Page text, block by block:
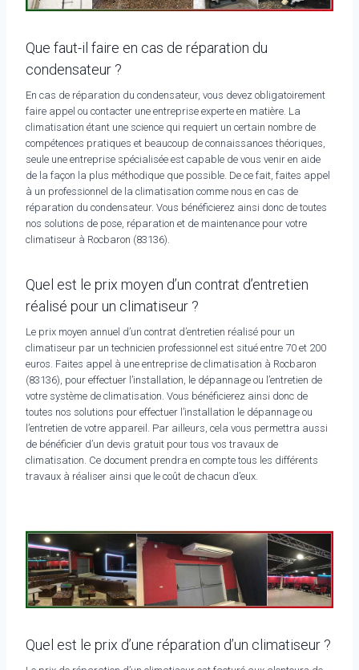
Que faut-il faire en cas de réparation du
condensateur ?
En cas de réparation du condensateur, vous devez obligatoirement
faire appel ou contacter une entreprise experte en matière. La
climatisation étant une science qui requiert un certain nombre de
compétences pratiques et beaucoup de connaissances théoriques,
seule une entreprise spécialisée est capable de vous venir en aide
de la façon la plus méthodique que possible. De ce fait, faites appel
à un professionnel de la climatisation comme nous en cas de
réparation du condensateur. Vous bénéficierez ainsi donc de toutes
nos solutions de pose, réparation et de maintenance pour votre
climatiseur à Rocbaron (83136).
Quel est le prix moyen d’un contrat d’entretien
réalisé pour un climatiseur ?
Le prix moyen annuel d’un contrat d’entretien réalisé pour un
climatiseur par un technicien professionnel est situé entre 70 et 200
euros. Faites appel à une entreprise de climatisation à Rocbaron
(83136), pour effectuer l’installation, le dépannage ou l’entretien de
votre système de climatisation. Vous bénéficierez ainsi donc de
toutes nos solutions pour effectuer l’installation le dépannage ou
l’entretien de votre appareil. Par ailleurs, cela vous permettra aussi
de bénéficier d’un devis gratuit pour tous vos travaux de
climatisation. Ce document prendra en compte tous les différents
travaux à réaliser ainsi que le coût de chacun d’eux.
Quel est le prix d’une réparation d’un climatiseur ?